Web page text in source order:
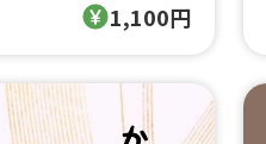
1,100円